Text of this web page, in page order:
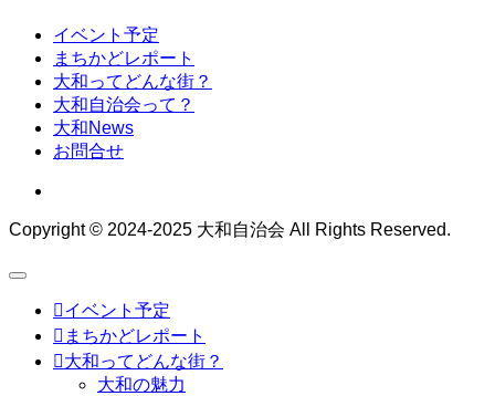
イベント予定
まちかどレポート
大和ってどんな街？
大和自治会って？
大和News
お問合せ
Copyright © 2024-2025 大和自治会 All Rights Reserved.
イベント予定
 まちかどレポート
大和ってどんな街？
大和の魅力